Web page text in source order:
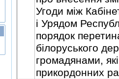
Угоди мiж
i Урядом
порядок
бiлоруського
громадянами,
прикордонних